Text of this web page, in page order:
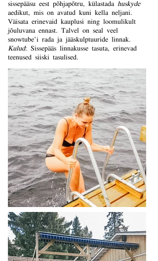
sissepääsu eest põhjapõtru, külastada huskyde
aedikut, mis on avatud kuni kella neljani.
Väisata erinevaid kauplusi ning loomulikult
jõuluvana ennast. Talvel on seal veel
snowtube’i rada ja jääskulptuuride linnak.
Kulud: Sissepääs linnakusse tasuta, erinevad
teenused siiski tasulised.